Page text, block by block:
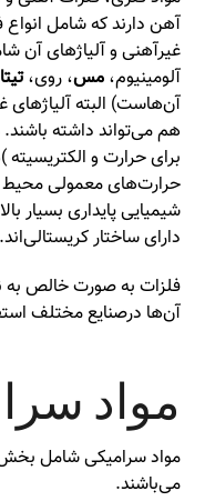
آهن دارند که شامل
غیرآهنی و آلیاژهای آن
آلومینیوم،مس، روی،
آن‌هاست) البته آلیاژهای
هم می‌تواند داشته
برای حرارت و
حرارت‌های معمولی محیط
شیمیایی پایداری بسیار
دارای ساختار کریستالی‌اند.
فلزات به صورت خالص به
آن‌ها درصنایع مختلف
مواد
مواد سرامیکی شامل
می‌باشند.